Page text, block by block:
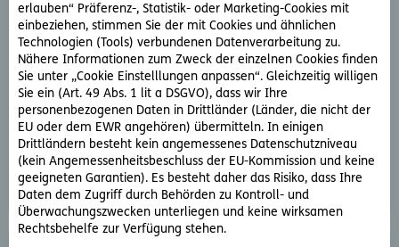
erlauben“ Präferenz-, Statistik- oder Marketing-Cookies mit
einbeziehen, stimmen Sie der mit Cookies und ähnlichen
Technologien (Tools) verbundenen Datenverarbeitung zu.
Nähere Informationen zum Zweck der einzelnen Cookies finden
Sie unter „Cookie Einstelllungen anpassen“. Gleichzeitig willigen
Sie ein (Art. 49 Abs. 1 lit a DSGVO), dass wir Ihre
personenbezogenen Daten in Drittländer (Länder, die nicht der
EU oder dem EWR angehören) übermitteln. In einigen
Drittländern besteht kein angemessenes Datenschutzniveau
(kein Angemessenheitsbeschluss der EU-Kommission und keine
geeigneten Garantien). Es besteht daher das Risiko, dass Ihre
Daten dem Zugriff durch Behörden zu Kontroll- und
Überwachungszwecken unterliegen und keine wirksamen
Rechtsbehelfe zur Verfügung stehen.
Rechtsberatung
Sie haben ein rechtliche Frage? Unsere Rechtsexperten
beantworten diese gerne und schnell.
Rechtsfrage stellen